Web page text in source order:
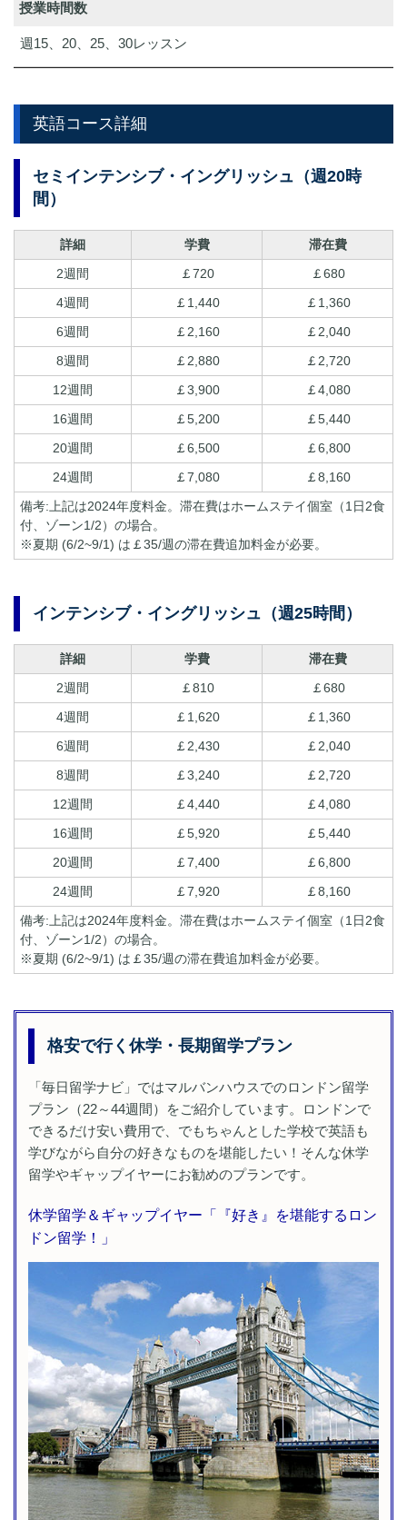
授業時間数
週15、20、25、30レッスン
英語コース詳細
セミインテンシブ・イングリッシュ（週20時
間）
詳細 学費
滞在費
2週間
￡720
￡680
4週間
￡1,440
￡1,360
6週間
￡2,160
￡2,040
8週間
￡2,880
￡2,720
12週間
￡3,900
￡4,080
16週間
￡5,200
￡5,440
20週間
￡6,500
￡6,800
24週間
￡7,080
￡8,160
備考:上記は2024年度料金。滞在費はホームステイ個室（1日2食
付、ゾーン1/2）の場合。
※夏期 (6/2~9/1) は￡35/週の滞在費追加料金が必要。
インテンシブ・イングリッシュ（週25時間）
詳細 学費
滞在費
2週間
￡810
￡680
4週間
￡1,620
￡1,360
6週間
￡2,430
￡2,040
8週間
￡3,240
￡2,720
12週間
￡4,440
￡4,080
16週間
￡5,920
￡5,440
20週間
￡7,400
￡6,800
24週間
￡7,920
￡8,160
備考:上記は2024年度料金。滞在費はホームステイ個室（1日2食
付、ゾーン1/2）の場合。
※夏期 (6/2~9/1) は￡35/週の滞在費追加料金が必要。
格安で行く休学・長期留学プラン
「毎日留学ナビ」ではマルバンハウスでのロンドン留学
プラン（22～44週間）をご紹介しています。ロンドンで
できるだけ安い費用で、でもちゃんとした学校で英語も
学びながら自分の好きなものを堪能したい！そんな休学
留学やギャップイヤーにお勧めのプランです。
休学留学＆ギャップイヤー「『好き』を堪能するロン
ドン留学！」